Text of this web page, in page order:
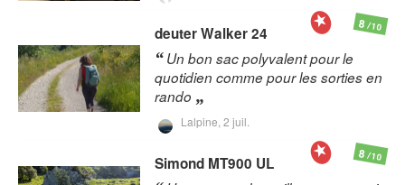
deuterWalker 24
Un bon sac polyvalent pour le
quotidien comme pour les sorties en
rando
Lalpine, 2 juil.
8/10
Simond MT900 UL 8/10